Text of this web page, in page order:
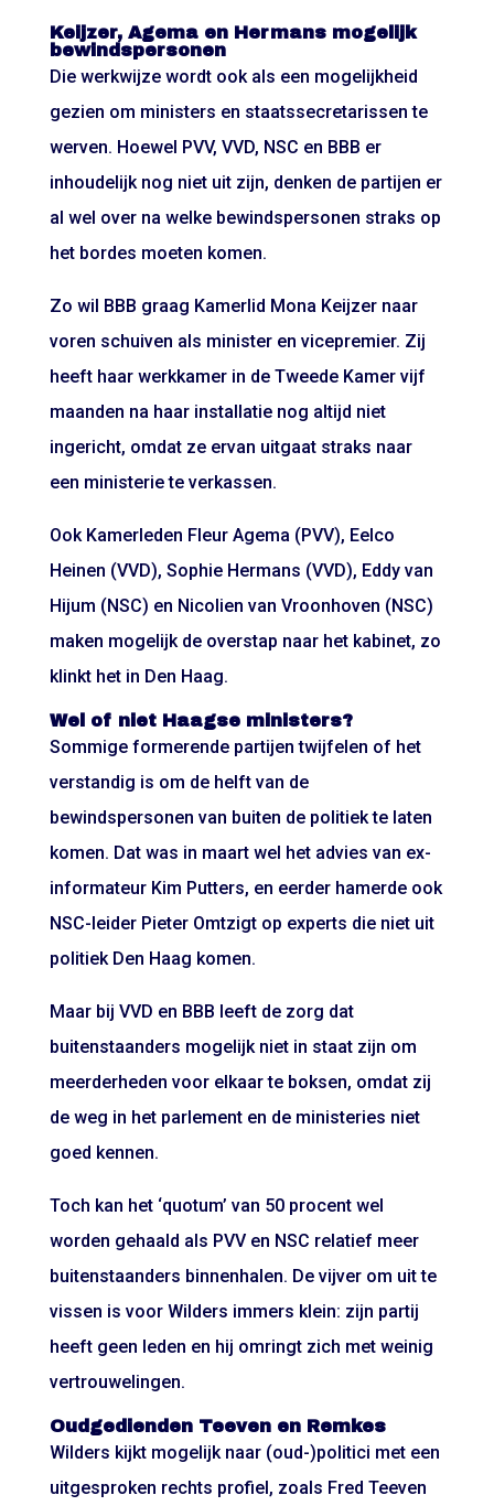
Keijzer, Agema en Hermans mogelijk
bewindspersonen
Die werkwijze wordt ook als een mogelijkheid
gezien om ministers en staatssecretarissen te
werven. Hoewel PVV, VVD, NSC en BBB er
inhoudelijk nog niet uit zijn, denken de partijen er
al wel over na welke bewindspersonen straks op
het bordes moeten komen.
Zo wil BBB graag Kamerlid Mona Keijzer naar
voren schuiven als minister en vicepremier. Zij
heeft haar werkkamer in de Tweede Kamer vijf
maanden na haar installatie nog altijd niet
ingericht, omdat ze ervan uitgaat straks naar
een ministerie te verkassen.
Ook Kamerleden Fleur Agema (PVV), Eelco
Heinen (VVD), Sophie Hermans (VVD), Eddy van
Hijum (NSC) en Nicolien van Vroonhoven (NSC)
maken mogelijk de overstap naar het kabinet, zo
klinkt het in Den Haag.
Wel of niet Haagse ministers?
Sommige formerende partijen twijfelen of het
verstandig is om de helft van de
bewindspersonen van buiten de politiek te laten
komen. Dat was in maart wel het advies van ex-
informateur Kim Putters, en eerder hamerde ook
NSC-leider Pieter Omtzigt op experts die niet uit
politiek Den Haag komen.
Maar bij VVD en BBB leeft de zorg dat
buitenstaanders mogelijk niet in staat zijn om
meerderheden voor elkaar te boksen, omdat zij
de weg in het parlement en de ministeries niet
goed kennen.
Toch kan het ‘quotum’ van 50 procent wel
worden gehaald als PVV en NSC relatief meer
buitenstaanders binnenhalen. De vijver om uit te
vissen is voor Wilders immers klein: zijn partij
heeft geen leden en hij omringt zich met weinig
vertrouwelingen.
Oudgedienden Teeven en Remkes
Wilders kijkt mogelijk naar (oud-)politici met een
uitgesproken rechts profiel, zoals Fred Teeven